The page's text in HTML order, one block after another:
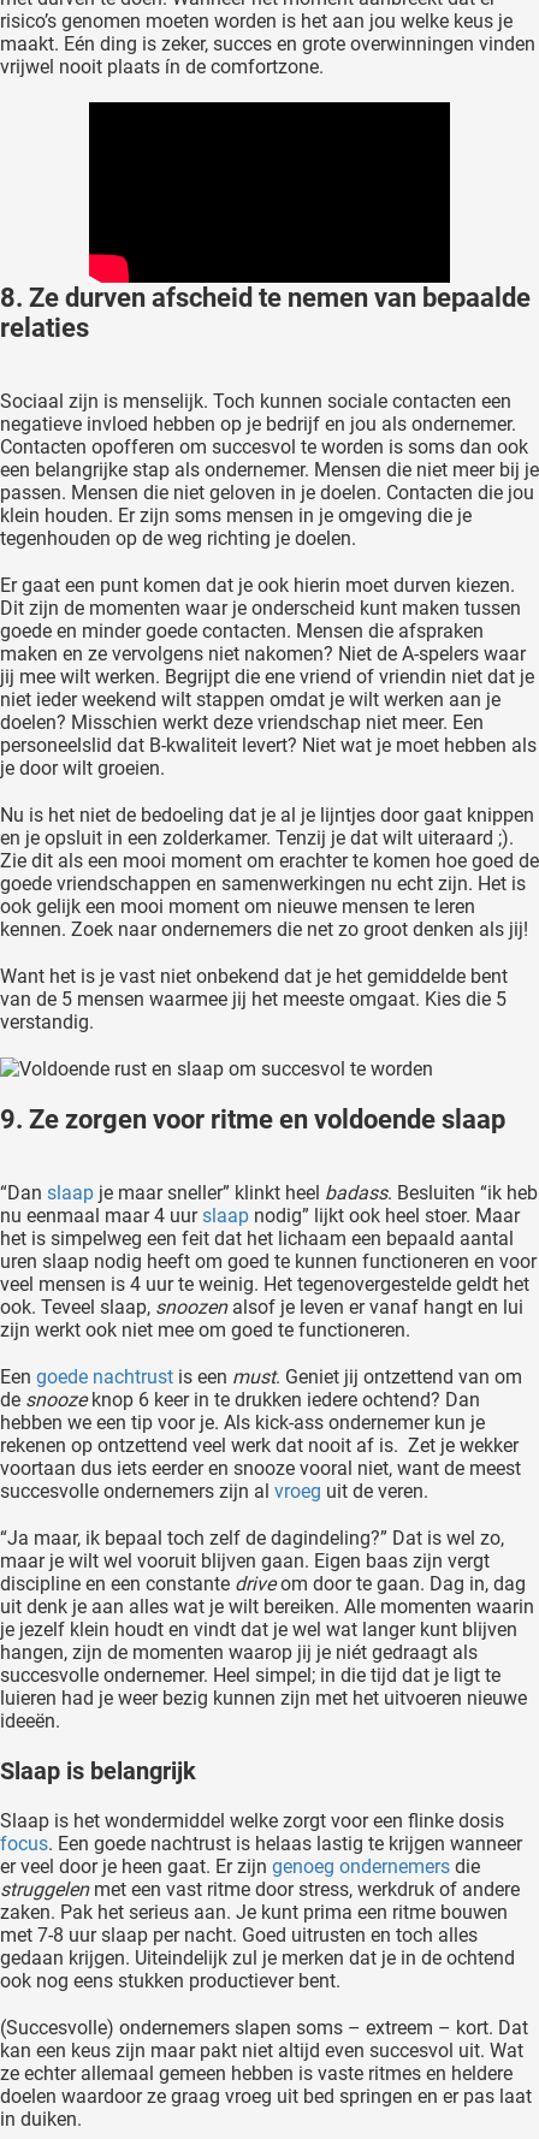
risico’s genomen moeten worden is het aan jou welke keus je
maakt. Eén ding is zeker, succes en grote overwinningen vinden
vrijwel nooit plaats ín de comfortzone.
8. Ze durven afscheid te nemen van bepaalde
relaties
Sociaal zijn is menselijk. Toch kunnen sociale contacten een
negatieve invloed hebben op je bedrijf en jou als ondernemer.
Contacten opofferen om succesvol te worden is soms dan ook
een belangrijke stap als ondernemer. Mensen die niet meer bij je
passen. Mensen die niet geloven in je doelen. Contacten die jou
klein houden. Er zijn soms mensen in je omgeving die je
tegenhouden op de weg richting je doelen.
Er gaat een punt komen dat je ook hierin moet durven kiezen.
Dit zijn de momenten waar je onderscheid kunt maken tussen
goede en minder goede contacten. Mensen die afspraken
maken en ze vervolgens niet nakomen? Niet de A-spelers waar
jij mee wilt werken. Begrijpt die ene vriend of vriendin niet dat je
niet ieder weekend wilt stappen omdat je wilt werken aan je
doelen? Misschien werkt deze vriendschap niet meer. Een
personeelslid dat B-kwaliteit levert? Niet wat je moet hebben als
je door wilt groeien.
Nu is het niet de bedoeling dat je al je lijntjes door gaat knippen
en je opsluit in een zolderkamer. Tenzij je dat wilt uiteraard ;).
Zie dit als een mooi moment om erachter te komen hoe goed de
goede vriendschappen en samenwerkingen nu echt zijn. Het is
ook gelijk een mooi moment om nieuwe mensen te leren
kennen. Zoek naar ondernemers die net zo groot denken als jij!
Want het is je vast niet onbekend dat je het gemiddelde bent
van de 5 mensen waarmee jij het meeste omgaat. Kies die 5
verstandig.
9. Ze zorgen voor ritme en voldoende slaap
“Dan slaap je maar sneller” klinkt heel badass. Besluiten “ik heb
nu eenmaal maar 4 uurslaap nodig” lijkt ook heel stoer. Maar
het is simpelweg een feit dat het lichaam een bepaald aantal
uren slaap nodig heeft om goed te kunnen functioneren en voor
veel mensen is 4 uur te weinig. Het tegenovergestelde geldt het
ook. Teveel slaap, snoozenalsof je leven er vanaf hangt en lui
zijn werkt ook niet mee om goed te functioneren.
Een goede nachtrust is een must. Geniet jij ontzettend van om
de snoozeknop 6 keer in te drukken iedere ochtend? Dan
hebben we een tip voor je. Als kick-ass ondernemer kun je
rekenen op ontzettend veel werk dat nooit af is. Zet je wekker
voortaan dus iets eerder en snooze vooral niet, want de meest
succesvolle ondernemers zijn al vroeg uit de veren.
“Ja maar, ik bepaal toch zelf de dagindeling?” Dat is wel zo,
maar je wilt wel vooruit blijven gaan. Eigen baas zijn vergt
discipline en een constante driveom door te gaan. Dag in, dag
uit denk je aan alles wat je wilt bereiken. Alle momenten waarin
je jezelf klein houdt en vindt dat je wel wat langer kunt blijven
hangen, zijn de momenten waarop jij je niét gedraagt als
succesvolle ondernemer. Heel simpel; in die tijd dat je ligt te
luieren had je weer bezig kunnen zijn met het uitvoeren nieuwe
ideeën.
Slaap is belangrijk
Slaap is het wondermiddel welke zorgt voor een flinke dosis
focus. Een goede nachtrust is helaas lastig te krijgen wanneer
er veel door je heen gaat. Er zijn genoeg ondernemers die
struggelenmet een vast ritme door stress, werkdruk of andere
zaken. Pak het serieus aan. Je kunt prima een ritme bouwen
met 7-8 uur slaap per nacht. Goed uitrusten en toch alles
gedaan krijgen. Uiteindelijk zul je merken dat je in de ochtend
ook nog eens stukken productiever bent.
(Succesvolle) ondernemers slapen soms – extreem – kort. Dat
kan een keus zijn maar pakt niet altijd even succesvol uit. Wat
ze echter allemaal gemeen hebben is vaste ritmes en heldere
doelen waardoor ze graag vroeg uit bed springen en er pas laat
in duiken.